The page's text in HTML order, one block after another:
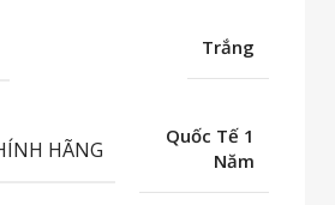
Trắng
HÃNG
Quốc Tế 1
Năm